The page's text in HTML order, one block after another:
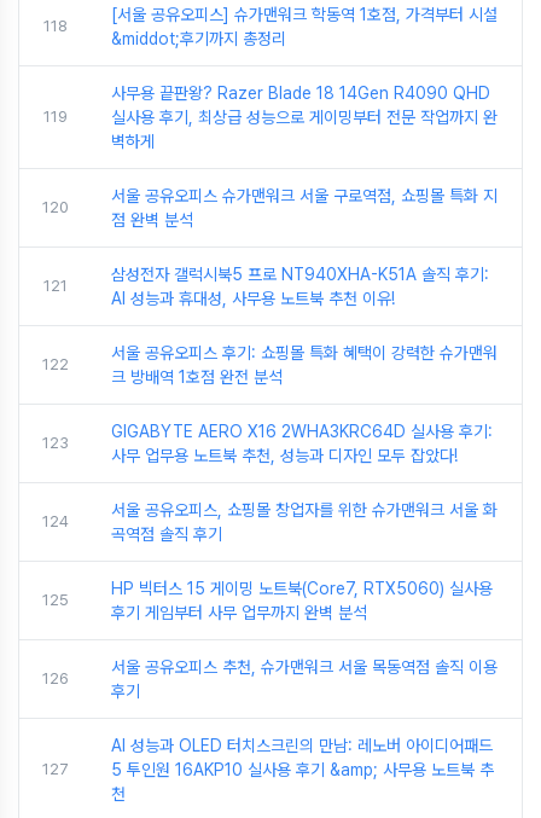
118
[서울 공유오피스] 슈가맨워크 학동역 1호점, 가격부터 시설
&middot;후기까지 총정리
119
사무용 끝판왕? Razer Blade 18 14Gen R4090 QHD
실사용 후기, 최상급 성능으로 게이밍부터 전문 작업까지 완
벽하게
120
서울 공유오피스 슈가맨워크 서울 구로역점, 쇼핑몰 특화 지
점 완벽 분석
121
삼성전자 갤럭시북5 프로 NT940XHA-K51A 솔직 후기:
AI 성능과 휴대성, 사무용 노트북 추천 이유!
122
서울 공유오피스 후기: 쇼핑몰 특화 혜택이 강력한 슈가맨워
크 방배역 1호점 완전 분석
123
GIGABYTE AERO X16 2WHA3KRC64D 실사용 후기:
사무 업무용 노트북 추천, 성능과 디자인 모두 잡았다!
124
서울 공유오피스, 쇼핑몰 창업자를 위한 슈가맨워크 서울 화
곡역점 솔직 후기
125
HP 빅터스 15 게이밍 노트북(Core7, RTX5060) 실사용
후기 게임부터 사무 업무까지 완벽 분석
126
서울 공유오피스 추천, 슈가맨워크 서울 목동역점 솔직 이용
후기
127
AI 성능과 OLED 터치스크린의 만남: 레노버 아이디어패드
5 투인원 16AKP10 실사용 후기 &amp; 사무용 노트북 추
천